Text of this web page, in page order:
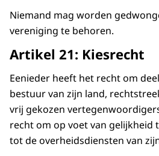
Niemand mag worden
vereniging te behoren.
Artikel 21: Kiesrecht
Eenieder heeft het recht om
bestuur van zijn land,
vrij gekozen
recht om op voet van gelijkheid
tot de overheidsdiensten van